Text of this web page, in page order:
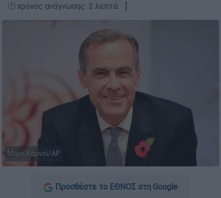
🕛 χρόνος ανάγνωσης: 2 λεπτά ┋
Μαρκ Κάρνεϊ/AP
Προσθέστε το ΕΘΝΟΣ στη Google